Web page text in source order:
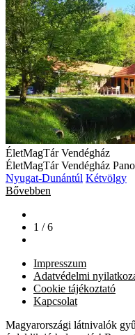
ÉletMagTár Vendégház
ÉletMagTár Vendégház
Nyugat-Dunántúl Kétvölgy
Bővebben
1 / 6
Impresszum
Adatvédelmi
Cookie tájékoztató
Kapcsolat
Magyarországi látnivalók